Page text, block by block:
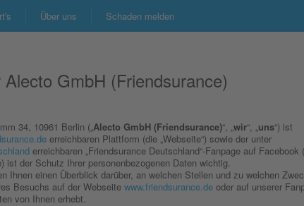
Über uns Schaden melden
GmbH (Friendsurance)
34, 10961 Berlin („Alecto GmbH (Friendsurance)“, „wir“, „uns“) ist
erreichbaren Plattform (die „Webseite“) sowie der unter
erreichbaren „Friendsurance Deutschland“-Fanpage auf Facebook
ist der Schutz Ihrer personenbezogenen Daten wichtig.
Ihnen einen Überblick darüber, an welchen Stellen und zu welchen
Besuchs auf der Webseite www.friendsurance.de oder auf unserer
von Ihnen erhebt.